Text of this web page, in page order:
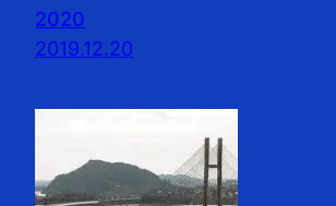
2020
2019.12.20